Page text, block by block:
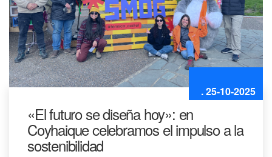
. 25-10-2025
«El futuro se diseña hoy»: en
Coyhaique celebramos el impulso a la
sostenibilidad